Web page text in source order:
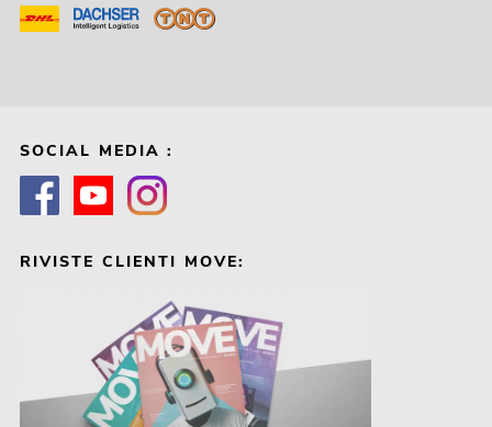
SOCIAL MEDIA :
RIVISTE CLIENTI MOVE: